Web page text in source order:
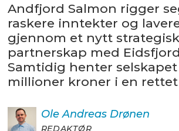
Andfjord Salmon rigger
raskere inntekter og
gjennom et nytt strategisk
partnerskap med
Samtidig henter
millioner kroner i en
Ole Andreas Drønen
REDAKTØR